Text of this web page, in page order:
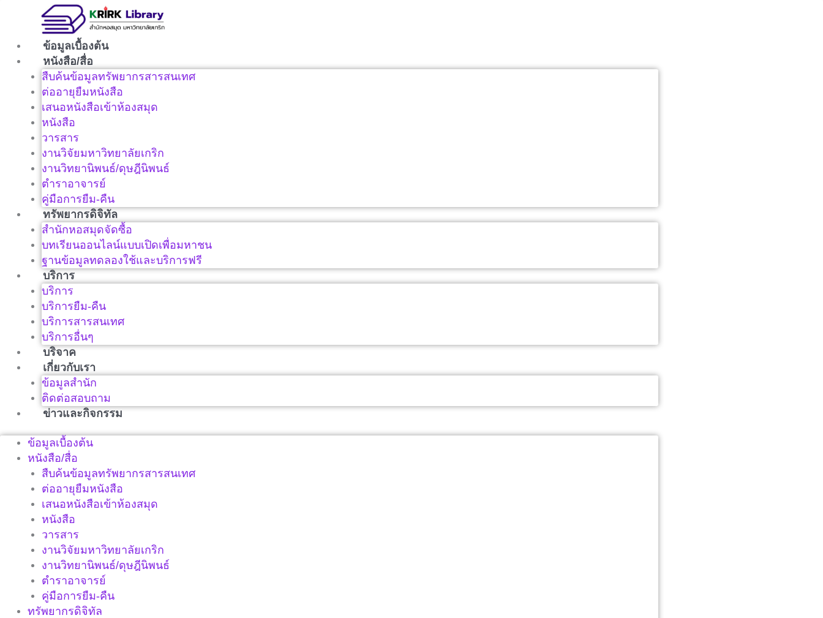
ข้อมูลเบื้องต้น
หนังสือ/สื่อ
สืบค้นข้อมูลทรัพยากรสารสนเทศ
ต่ออายุยืมหนังสือ
เสนอหนังสือเข้าห้องสมุด
หนังสือ
วารสาร
งานวิจัยมหาวิทยาลัยเกริก
งานวิทยานิพนธ์/ดุษฎีนิพนธ์
ตำราอาจารย์
คู่มือการยืม-คืน
ทรัพยากรดิจิทัล
สำนักหอสมุดจัดซื้อ
บทเรียนออนไลน์แบบเปิดเพื่อมหาชน
ฐานข้อมูลทดลองใช้และบริการฟรี
บริการ
บริการ
บริการยืม-คืน
บริการสารสนเทศ
บริการอื่นๆ
บริจาค
เกี่ยวกับเรา
ข้อมูลสำนัก
ติดต่อสอบถาม
ข่าวและกิจกรรม
ข้อมูลเบื้องต้น
หนังสือ/สื่อ
สืบค้นข้อมูลทรัพยากรสารสนเทศ
ต่ออายุยืมหนังสือ
เสนอหนังสือเข้าห้องสมุด
หนังสือ
วารสาร
งานวิจัยมหาวิทยาลัยเกริก
งานวิทยานิพนธ์/ดุษฎีนิพนธ์
ตำราอาจารย์
คู่มือการยืม-คืน
ทรัพยากรดิจิทัล